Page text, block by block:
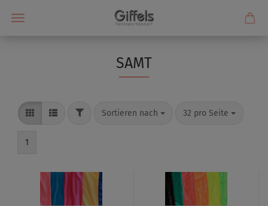
SAMT
Sortieren nach 32 pro Seite
1